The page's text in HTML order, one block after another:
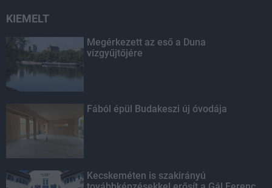
KIEMELT
Megérkezett az eső a Duna
vízgyűjtőjére
Fából épül Budakeszi új óvodája
Kecskeméten is szakirányú